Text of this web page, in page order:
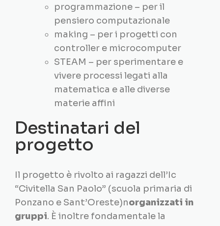
programmazione – per il
pensiero computazionale
making – per i progetti con
controller e microcomputer
STEAM – per sperimentare e
vivere processi legati alla
matematica e alle diverse
materie affini
Destinatari del
progetto
Il progetto è rivolto ai ragazzi dell’Ic
“Civitella San Paolo” (scuola primaria di
Ponzano e Sant’Oreste)norganizzati in
gruppi. È inoltre fondamentale la